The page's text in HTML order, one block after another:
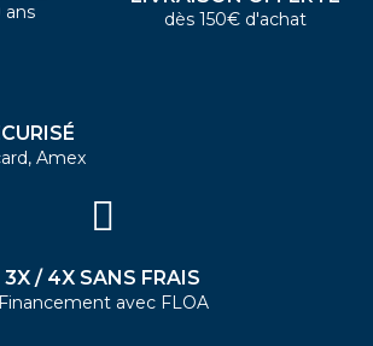
ans dès 150€ d'achat
Amex
3X / 4X SANS FRAIS
Financement avec FLOA